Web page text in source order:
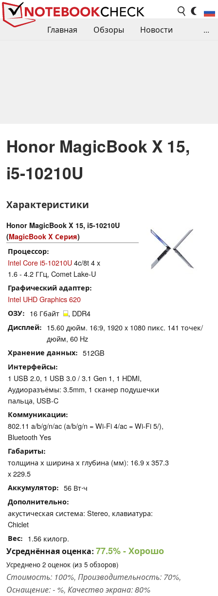
Главная Обзоры
Новости
...
Honor MagicBook X 15,
i5-10210U
Характеристики
Honor MagicBook X 15, i5-10210U
(MagicBook X Серия)
Процессор
Intel Core i5-10210U4c/8t 4 x
1.6 - 4.2 ГГц, Comet Lake-U
Графический адаптер
Intel UHD Graphics 620
ОЗУ 16 Гбайт , DDR4
Дисплей
15.60 дюйм. 16:9, 1920 x 1080 пикс. 141 точек/
дюйм, 60 Hz
Хранение данных 512GB
Интерфейсы
1 USB 2.0, 1 USB 3.0 / 3.1 Gen 1, 1 HDMI,
Аудиоразъёмы: 3.5mm, 1 сканер подушечки
пальца, USB-C
Коммуникации
802.11 a/b/g/n/ac (a/b/g/n = Wi-Fi 4/ac = Wi-Fi 5/),
Bluetooth Yes
Габариты
толщина х ширина х глубина (мм): 16.9 x 357.3
x 229.5
Аккумулятор 56 Вт⋅ч
Дополнительно
акустическая система: Stereo, клавиатура:
Chiclet
Вес 1.56 килогр.
Усреднённая оценка: 77.5%- Хорошо
Усреднено 2 оценок (из 5 обзоров)
Стоимость: 100%, Производительность: 70%,
Оснащение: - %, Качество экрана: 80%